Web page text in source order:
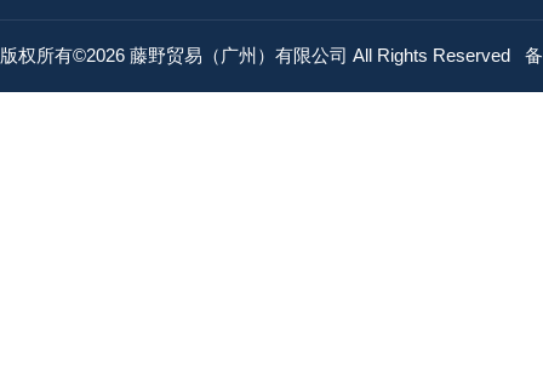
版权所有©2026 藤野贸易（广州）有限公司 All Rights Reserved